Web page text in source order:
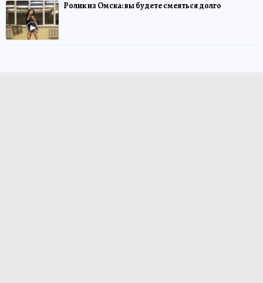
Ролик из Омска: вы будете смеяться долго